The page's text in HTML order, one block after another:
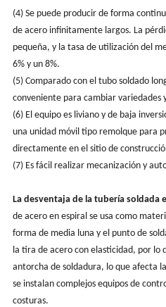
(4) Se puede producir de forma
de acero infinitamente largos. La
pequeña, y la tasa de utilización del
6% y un 8%.
(5) Comparado con el tubo soldado
conveniente para cambiar variedades
(6) El equipo es liviano y de baja
una unidad móvil tipo remolque para
directamente en el sitio de
(7) Es fácil realizar mecanización y
La desventaja de la tubería soldada
de acero en espiral se usa como
forma de media luna y el punto de
la tira de acero con elasticidad, por lo
antorcha de soldadura, lo que afecta
se instalan complejos equipos de
costuras.